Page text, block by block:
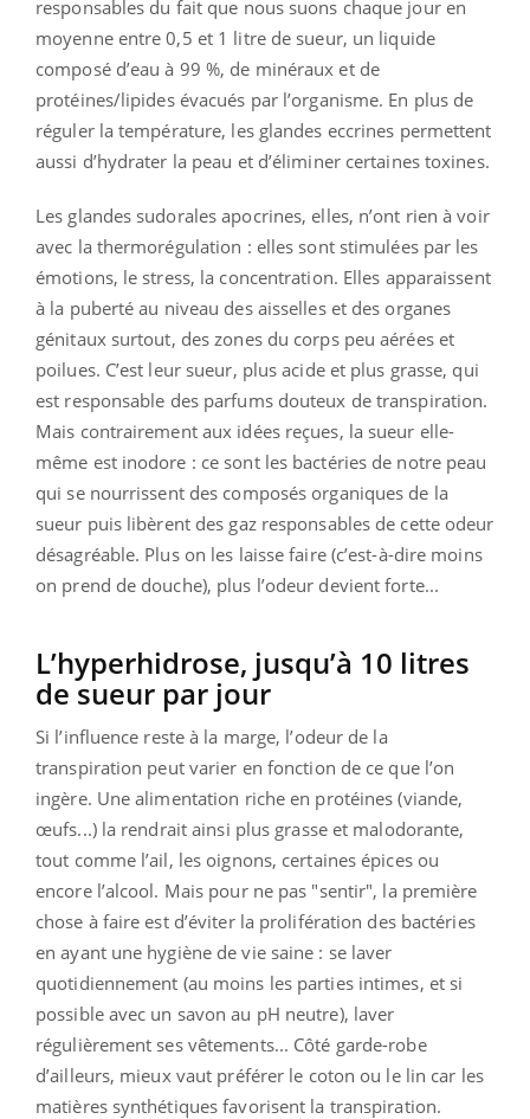
responsables du fait que nous suons chaque jour en
moyenne entre 0,5 et 1 litre de sueur, un liquide
composé d’eau à 99 %, de minéraux et de
protéines/lipides évacués par l’organisme. En plus de
réguler la température, les glandes eccrines permettent
aussi d’hydrater la peau et d’éliminer certaines toxines.
Les glandes sudorales apocrines, elles, n’ont rien à voir
avec la thermorégulation : elles sont stimulées par les
émotions, le stress, la concentration. Elles apparaissent
à la puberté au niveau des aisselles et des organes
génitaux surtout, des zones du corps peu aérées et
poilues. C’est leur sueur, plus acide et plus grasse, qui
est responsable des parfums douteux de transpiration.
Mais contrairement aux idées reçues, la sueur elle-
même est inodore : ce sont les bactéries de notre peau
qui se nourrissent des composés organiques de la
sueur puis libèrent des gaz responsables de cette odeur
désagréable. Plus on les laisse faire (c’est-à-dire moins
on prend de douche), plus l’odeur devient forte...
L’hyperhidrose, jusqu’à 10 litres
de sueur par jour
Si l’influence reste à la marge, l’odeur de la
transpiration peut varier en fonction de ce que l’on
ingère. Une alimentation riche en protéines (viande,
œufs...) la rendrait ainsi plus grasse et malodorante,
tout comme l’ail, les oignons, certaines épices ou
encore l’alcool. Mais pour ne pas "sentir", la première
chose à faire est d’éviter la prolifération des bactéries
en ayant une hygiène de vie saine : se laver
quotidiennement (au moins les parties intimes, et si
possible avec un savon au pH neutre), laver
régulièrement ses vêtements... Côté garde-robe
d’ailleurs, mieux vaut préférer le coton ou le lin car les
matières synthétiques favorisent la transpiration.